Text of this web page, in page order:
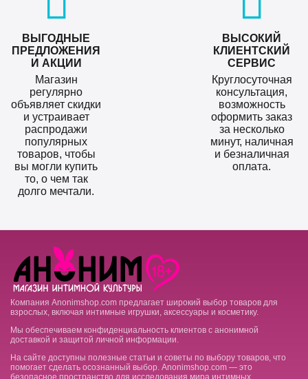
ВЫГОДНЫЕ
ПРЕДЛОЖЕНИЯ
И АКЦИИ
Магазин
регулярно
объявляет скидки
и устраивает
распродажи
популярных
товаров, чтобы
вы могли купить
то, о чем так
долго мечтали.
ВЫСОКИЙ
КЛИЕНТСКИЙ
СЕРВИС
Круглосуточная
консультация,
возможность
оформить заказ
за несколько
минут, наличная
и безналичная
оплата.
Компания Anonimshop.com предлагает широкий выбор товаров для
взрослых, включая интимные игрушки, аксессуары и косметику.
Мы обеспечиваем конфиденциальность клиентов с анонимной
доставкой и защитой личной информации.
На сайте доступны полезные статьи и советы по выбору товаров, что
помогает сделать осознанный выбор. Anonimshop.com — это
безопасное пространство для исследования мира интимных